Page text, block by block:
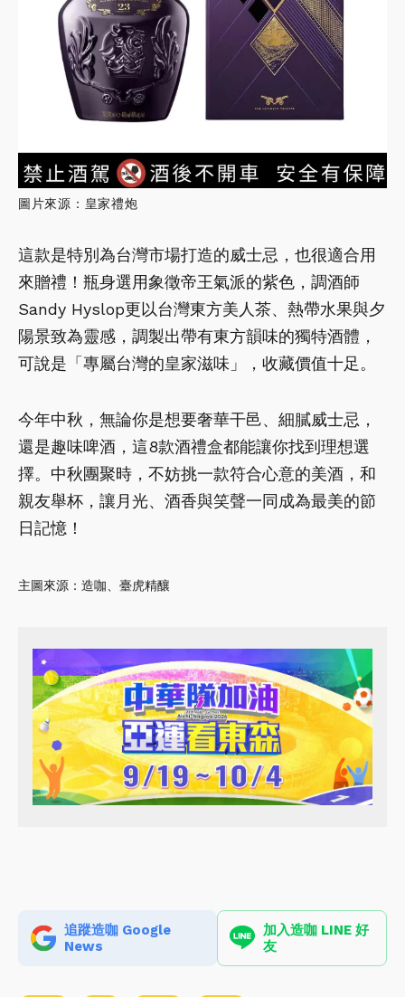
圖片來源：皇家禮炮
這款是特別為台灣市場打造的威士忌，也很適合用
來贈禮！瓶身選用象徵帝王氣派的紫色，調酒師
Sandy Hyslop更以台灣東方美人茶、熱帶水果與夕
陽景致為靈感，調製出帶有東方韻味的獨特酒體，
可說是「專屬台灣的皇家滋味」，收藏價值十足。
今年中秋，無論你是想要奢華干邑、細膩威士忌，
還是趣味啤酒，這8款酒禮盒都能讓你找到理想選
擇。中秋團聚時，不妨挑一款符合心意的美酒，和
親友舉杯，讓月光、酒香與笑聲一同成為最美的節
日記憶！
主圖來源：造咖、臺虎精釀
追蹤造咖 Google
News
加入造咖 LINE 好
友